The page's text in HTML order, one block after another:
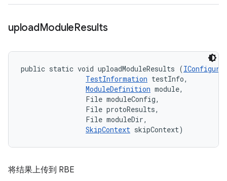
uploadModuleResults
public static void uploadModuleResults (
TestInformation testInfo,
ModuleDefinition module,
                File moduleConfig,
                File protoResults,
                File moduleDir,
SkipContext skipContext)
将结果上传到 RBE